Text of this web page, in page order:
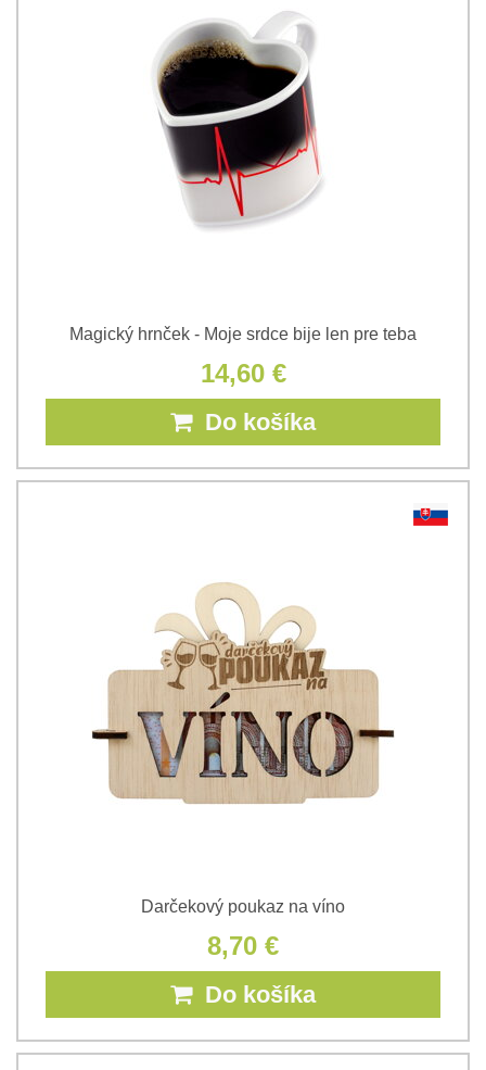
Magický hrnček - Moje srdce bije len pre teba
14,60 €
Do košíka
Darčekový poukaz na víno
8,70 €
Do košíka